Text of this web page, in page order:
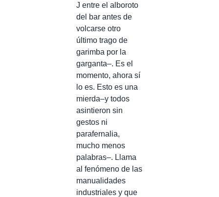
J entre el alboroto
del bar antes de
volcarse otro
último trago de
garimba por la
garganta–. Es el
momento, ahora sí
lo es. Esto es una
mierda–y todos
asintieron sin
gestos ni
parafernalia,
mucho menos
palabras–. Llama
al fenómeno de las
manualidades
industriales y que